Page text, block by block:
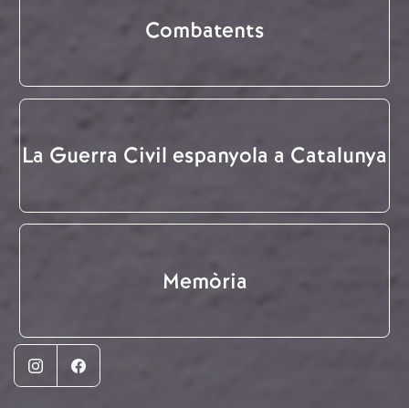
Combatents
La Guerra Civil espanyola a Catalunya
Memòria
InstagramFacebook